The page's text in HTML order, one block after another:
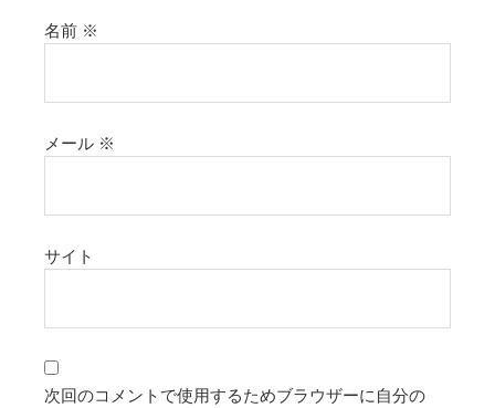
名前 ※
メール ※
サイト
次回のコメントで使用するためブラウザーに自分の